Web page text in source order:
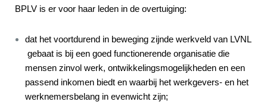
BPLV is er voor haar leden in de overtuiging:
dat het voortdurend in beweging zijnde werkveld van LVNL
gebaat is bij een goed functionerende organisatie die
mensen zinvol werk, ontwikkelingsmogelijkheden en een
passend inkomen biedt en waarbij het werkgevers- en het
werknemersbelang in evenwicht zijn;